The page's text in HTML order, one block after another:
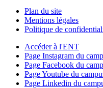
Plan du site
Mentions légales
Politique de
Accéder à l'ENT
Page Instagram du
Page Facebook du
Page Youtube du
Page Linkedin du